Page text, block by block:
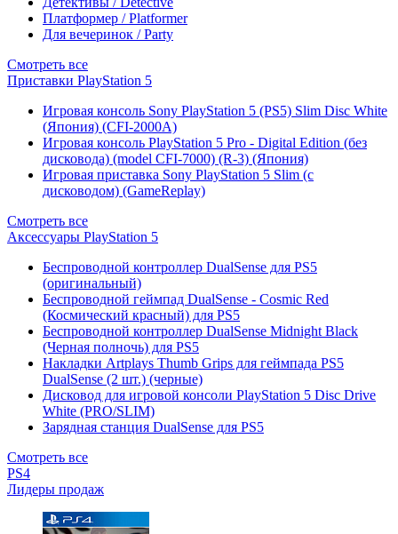
Платформер / Platformer
Для вечеринок / Party
Смотреть все
Приставки PlayStation 5
Игровая консоль Sony PlayStation 5 (PS5) Slim Disc White
(Япония) (CFI-2000A)
Игровая консоль PlayStation 5 Pro - Digital Edition (без
дисковода) (model CFI-7000) (R-3) (Япония)
Игровая приставка Sony PlayStation 5 Slim (с
дисководом) (GameReplay)
Смотреть все
Аксессуары PlayStation 5
Беспроводной контроллер DualSense для PS5
(оригинальный)
Беспроводной геймпад DualSense - Cosmic Red
(Космический красный) для PS5
Беспроводной контроллер DualSense Midnight Black
(Черная полночь) для PS5
Накладки Artplays Thumb Grips для геймпада PS5
DualSense (2 шт.) (черные)
Дисковод для игровой консоли PlayStation 5 Disc Drive
White (PRO/SLIM)
Зарядная станция DualSense для PS5
Смотреть все
PS4
Лидеры продаж